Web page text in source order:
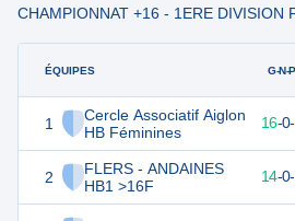
CHAMPIONNAT +16 - 1ERE DIVISION
ÉQUIPES
1
Cercle Associatif Aiglon
HB Féminines
2
FLERS - ANDAINES
HB1 >16F
G-N-P
48 16 16-0-
44 14-0-